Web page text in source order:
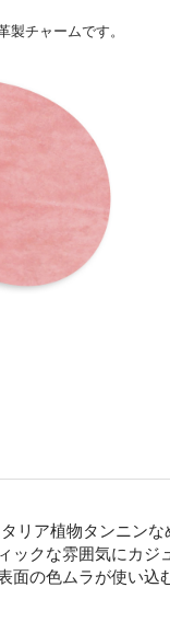
チャームです。
リア植物タンニン
ックな雰囲気にカジ
面の色ムラが使い込